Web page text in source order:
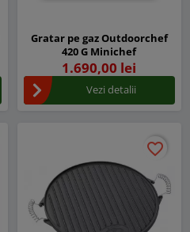
Gratar pe gaz Outdoorchef
420 G Minichef
1.690,00 lei
Vezi detalii
favorite_border
favorite_border